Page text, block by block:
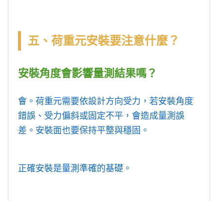
五、荷重元安裝要注意什麼？
安裝角度會影響量測結果嗎？
會。荷重元需要依設計方向受力，若安裝角度
錯誤、受力偏斜或固定不平，會造成量測誤
差。安裝面也要保持平整與穩固。
正確安裝是量測準確的基礎。